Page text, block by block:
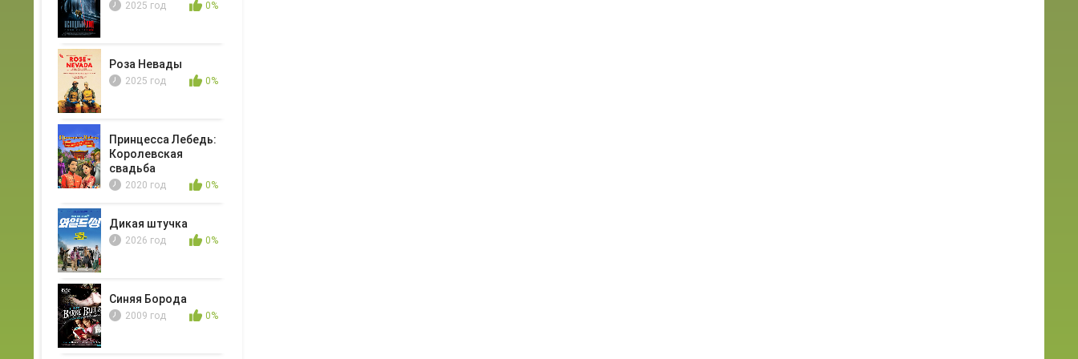
2025 год 0%
Роза Невады
2025 год 0%
Принцесса Лебедь:
Королевская
свадьба
2020 год 0%
Дикая штучка
2026 год 0%
Синяя Борода
2009 год 0%